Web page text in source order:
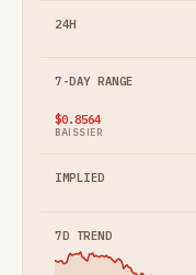
$0.8564
BAISSIER